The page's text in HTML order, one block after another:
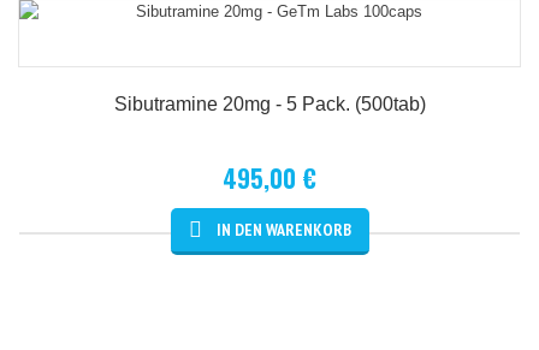
Sibutramine 20mg - 5 Pack. (500tab)
495,00 €